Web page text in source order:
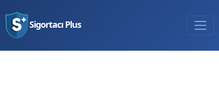
Sigortacı Plus